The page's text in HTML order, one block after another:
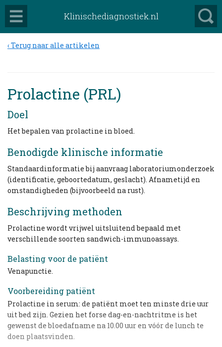
Klinischediagnostiek.nl
Terug naar alle artikelen
Prolactine (PRL)
Doel
Het bepalen van prolactine in bloed.
Benodigde klinische informatie
Standaardinformatie bij aanvraag laboratoriumonderzoek
(identificatie, geboortedatum, geslacht). Afnametijd en
omstandigheden (bijvoorbeeld na rust).
Beschrijving methoden
Prolactine wordt vrijwel uitsluitend bepaald met
verschillende soorten sandwich-immunoassays.
Belasting voor de patiënt
Venapunctie.
Voorbereiding patiënt
Prolactine in serum: de patiënt moet ten minste drie uur
uit bed zijn. Gezien het forse dag-en-nachtritme is het
gewenst de bloedafname na 10.00 uur en vóór de lunch te
doen plaatsvinden.